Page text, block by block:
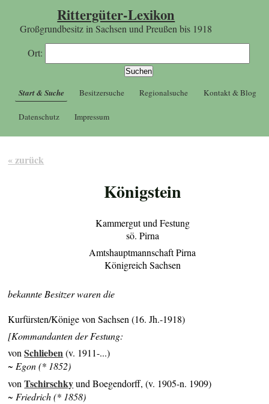
Rittergüter-Lexikon
Großgrundbesitz in Sachsen und Preußen bis 1918
Ort:
Start & Suche Besitzersuche Regionalsuche Kontakt & Blog
Datenschutz Impressum
« zurück
Königstein
Kammergut und Festung
sö. Pirna
Amtshauptmannschaft Pirna
Königreich Sachsen
bekannte Besitzer waren die
Kurfürsten/Könige von Sachsen (16. Jh.-1918)
[Kommandanten der Festung:
vonSchlieben(v. 1911-...)
~ Egon (* 1852)
vonTschirschkyund Boegendorff, (v. 1905-n. 1909)
~ Friedrich (* 1858)